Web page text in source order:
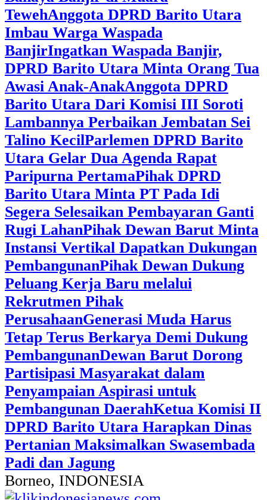
TewehAnggota DPRD Barito Utara
Imbau Warga Waspada
BanjirIngatkan Waspada Banjir,
DPRD Barito Utara Minta Orang Tua
Awasi Anak-AnakAnggota DPRD
Barito Utara Dari Komisi III Soroti
Lambannya Perbaikan Jembatan Sei
Talino KecilParlemen DPRD Barito
Utara Gelar Dua Agenda Rapat
Paripurna PertamaPihak DPRD
Barito Utara Minta PT Pada Idi
Segera Selesaikan Pembayaran Ganti
Rugi LahanPihak Dewan Barut Minta
Instansi Vertikal Dapatkan Dukungan
PembangunanPihak Dewan Dukung
Peluang Kerja Baru melalui
Rekrutmen Pihak
PerusahaanGenerasi Muda Harus
Tetap Terus Berkarya Demi Dukung
PembangunanDewan Barut Dorong
Partisipasi Masyarakat dalam
Penyampaian Aspirasi untuk
Pembangunan DaerahKetua Komisi II
DPRD Barito Utara Harapkan Dinas
Pertanian Maksimalkan Swasembada
Padi dan Jagung
Borneo, INDONESIA